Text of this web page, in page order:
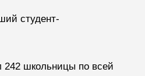
студент-
242 школьницы по всей